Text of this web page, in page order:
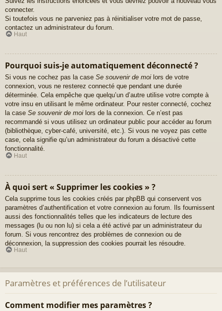
connecter.
Si toutefois vous ne parveniez pas à réinitialiser votre mot de passe,
contactez un administrateur du forum.
Haut
Pourquoi suis-je automatiquement déconnecté ?
Si vous ne cochez pas la case Se souvenir de moi lors de votre
connexion, vous ne resterez connecté que pendant une durée
déterminée. Cela empêche que quelqu’un d’autre utilise votre compte à
votre insu en utilisant le même ordinateur. Pour rester connecté, cochez
la case Se souvenir de moi lors de la connexion. Ce n’est pas
recommandé si vous utilisez un ordinateur public pour accéder au forum
(bibliothèque, cyber-café, université, etc.). Si vous ne voyez pas cette
case, cela signifie qu’un administrateur du forum a désactivé cette
fonctionnalité.
Haut
À quoi sert « Supprimer les cookies » ?
Cela supprime tous les cookies créés par phpBB qui conservent vos
paramètres d’authentification et votre connexion au forum. Ils fournissent
aussi des fonctionnalités telles que les indicateurs de lecture des
messages (lu ou non lu) si cela a été activé par un administrateur du
forum. Si vous rencontrez des problèmes de connexion ou de
déconnexion, la suppression des cookies pourrait les résoudre.
Haut
Paramètres et préférences de l’utilisateur
Comment modifier mes paramètres ?